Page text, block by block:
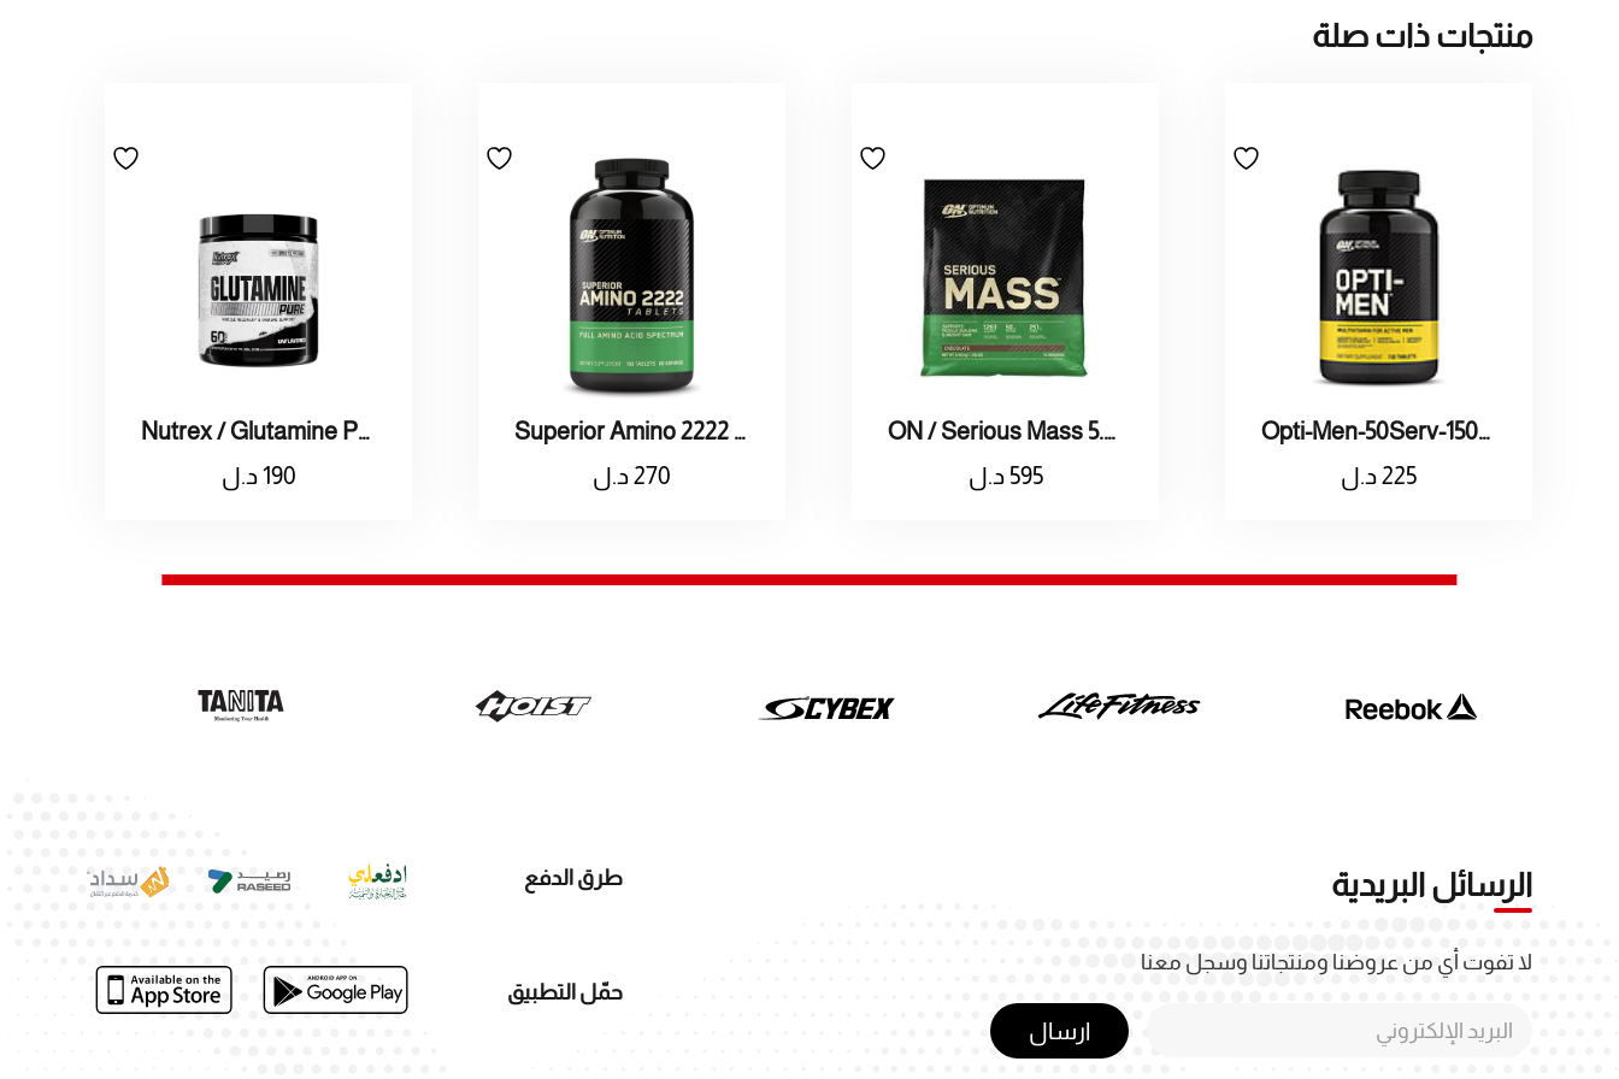
منتجات ذات صلة
Opti-Men-50Serv-150Tabs
225د.ل
ON / Serious Mass 5.45kg Chocolate
595 د.ل
Superior Amino 2222 Full Amino Acid Spectrum
270د.ل
Nutrex / Glutamine Pure 60 Serving / 60نيتريكس قلوتامين
190 د.ل
الرسائل البريدية
لا تفوت أي من عروضنا ومنتجاتنا وسجل معنا
ارسال
طرق الدفع
حمّل التطبيق